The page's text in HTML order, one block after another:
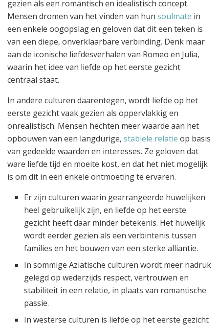
gezien als een romantisch en idealistisch concept.
Mensen dromen van het vinden van hun soulmate in
een enkele oogopslag en geloven dat dit een teken is
van een diepe, onverklaarbare verbinding. Denk maar
aan de iconische liefdesverhalen van Romeo en Julia,
waarin het idee van liefde op het eerste gezicht
centraal staat.
In andere culturen daarentegen, wordt liefde op het
eerste gezicht vaak gezien als oppervlakkig en
onrealistisch. Mensen hechten meer waarde aan het
opbouwen van een langdurige, stabiele relatie op basis
van gedeelde waarden en interesses. Ze geloven dat
ware liefde tijd en moeite kost, en dat het niet mogelijk
is om dit in een enkele ontmoeting te ervaren.
Er zijn culturen waarin gearrangeerde huwelijken
heel gebruikelijk zijn, en liefde op het eerste
gezicht heeft daar minder betekenis. Het huwelijk
wordt eerder gezien als een verbintenis tussen
families en het bouwen van een sterke alliantie.
In sommige Aziatische culturen wordt meer nadruk
gelegd op wederzijds respect, vertrouwen en
stabiliteit in een relatie, in plaats van romantische
passie.
In westerse culturen is liefde op het eerste gezicht